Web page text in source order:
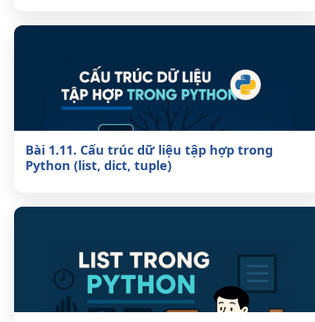
Bài 1.11. Cấu trúc dữ liệu tập hợp trong
Python (list, dict, tuple)